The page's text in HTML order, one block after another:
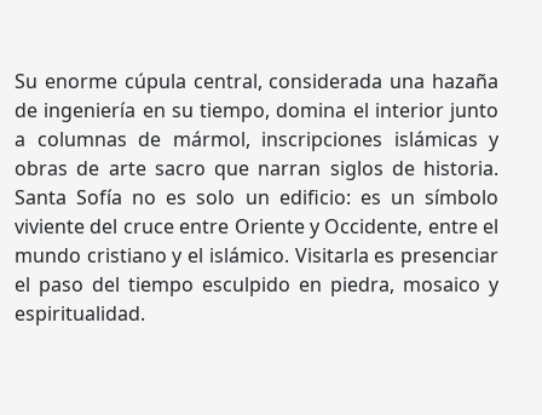
Su enorme cúpula central, considerada una hazaña
de ingeniería en su tiempo, domina el interior junto
a columnas de mármol, inscripciones islámicas y
obras de arte sacro que narran siglos de historia.
Santa Sofía no es solo un edificio: es un símbolo
viviente del cruce entre Oriente y Occidente, entre el
mundo cristiano y el islámico. Visitarla es presenciar
el paso del tiempo esculpido en piedra, mosaico y
espiritualidad.